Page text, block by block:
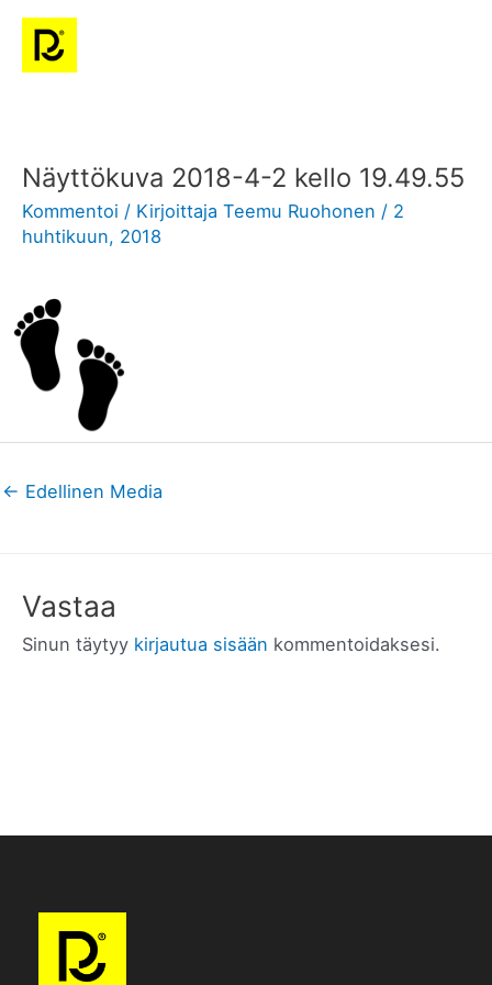
Siirry
sisältöön
Näyttökuva 2018-4-2 kello 19.49.55
Kommentoi / Kirjoittaja Teemu Ruohonen / 2
huhtikuun, 2018
← Edellinen Media
Vastaa
Sinun täytyy kirjautua sisään kommentoidaksesi.